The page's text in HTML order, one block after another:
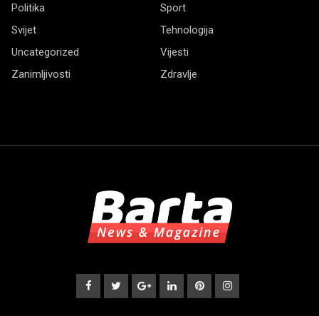
Politika
Sport
Svijet
Tehnologija
Uncategorized
Vijesti
Zanimljivosti
Zdravlje